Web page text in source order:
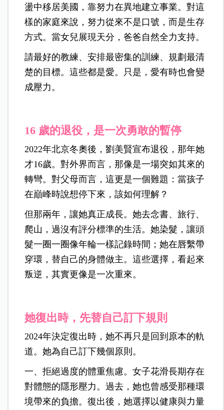
盪中移居美國，靠努力在異地建立事業。對這
樣的家庭來說，努力從來不是口號，而是生存
方式。當女兒展現天分，爸爸自然全力支持。
請最好的教練、安排最密集的訓練、規劃最清
楚的目標。這些都是愛。只是，愛有時也會變
成壓力。
16 歲的退役，是一次勇敢的暫停
2022年北京冬奧後，劉美賢宣布退役，那年她
才16歲。對外界而言，那像是一場突如其來的
轉彎。對父母而言，這更是一個難題：當孩子
在巔峰時說想停下來，該如何理解？
但那兩年，讓她真正成長。她去念書、旅行、
爬山，過沒有評分標準的生活。她染髮，讓頭
髮一圈一圈像年輪一樣記錄時間；她在唇繫帶
穿環，替自己的身體做主。這些選擇，看起來
叛逆，其實更像是一次重來。
她復出時，先替自己訂下規則
2024年決定復出時，她不再只是回到原本的軌
道。她為自己訂下幾個原則。
一、拒絕過度的體重焦慮。女子花滑長期存在
對體態的隱形壓力。過去，她也曾感受那種環
境帶來的負擔。復出後，她選擇以健康與力量